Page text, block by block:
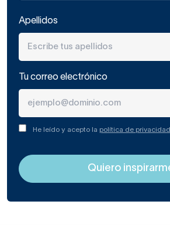
Apellidos
Tu correo electrónico
He leído y acepto la política de privacidad